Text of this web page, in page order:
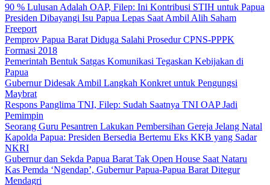
90 % Lulusan Adalah OAP, Filep: Ini Kontribusi STIH untuk Papua
Presiden Dibayangi Isu Papua Lepas Saat Ambil Alih Saham
Freeport
Pemprov Papua Barat Diduga Salahi Prosedur CPNS-PPPK
Formasi 2018
Pemerintah Bentuk Satgas Komunikasi Tegaskan Kebijakan di
Papua
Gubernur Didesak Ambil Langkah Konkret untuk Pengungsi
Maybrat
Respons Panglima TNI, Filep: Sudah Saatnya TNI OAP Jadi
Pemimpin
Seorang Guru Pesantren Lakukan Pembersihan Gereja Jelang Natal
Kapolda Papua: Presiden Bersedia Bertemu Eks KKB yang Sadar
NKRI
Gubernur dan Sekda Papua Barat Tak Open House Saat Nataru
Kas Pemda ‘Ngendap’, Gubernur Papua-Papua Barat Ditegur
Mendagri